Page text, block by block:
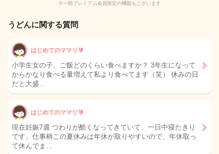
※一部プレミアム会員限定の機能もございます
うどんに関する質問
はじめてのママリ🔰
小学生女の子、ご飯どのくらい食べますか？ 3年生になって
からかなり食べる量増えて私より食べてます（笑） 休みの日
だと大盛…
はじめてのママリ🔰
現在妊娠7週 つわりが酷くなってきていて、一日中寝たきり
です。仕事柄この夏休みは年休が取りやすいので、年休取っ
て休んでま…